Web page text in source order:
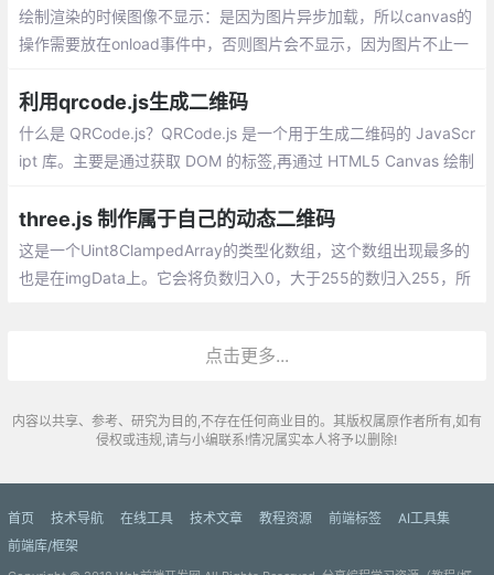
绘制渲染的时候图像不显示：是因为图片异步加载，所以canvas的
操作需要放在onload事件中，否则图片会不显示，因为图片不止一
利用qrcode.js生成二维码
什么是 QRCode.js？QRCode.js 是一个用于生成二维码的 JavaScr
ipt 库。主要是通过获取 DOM 的标签,再通过 HTML5 Canvas 绘制
three.js 制作属于自己的动态二维码
这是一个Uint8ClampedArray的类型化数组，这个数组出现最多的
也是在imgData上。它会将负数归入0，大于255的数归入255，所
点击更多...
内容以共享、参考、研究为目的,不存在任何商业目的。其版权属原作者所有,如有
侵权或违规,请与小编联系!情况属实本人将予以删除!
首页 技术导航 在线工具 技术文章 教程资源 前端标签
AI工具集
前端库/框架